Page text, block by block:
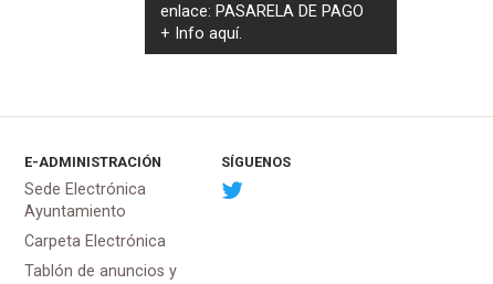
enlace: PASARELA DE PAGO
+ Infoaquí.
E-ADMINISTRACIÓN
Sede Electrónica
Ayuntamiento
Carpeta Electrónica
Tablón de anuncios y
SÍGUENOS